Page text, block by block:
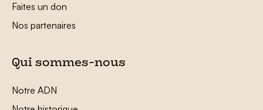
Faites un don
Nos partenaires
Qui sommes-nous
Notre ADN